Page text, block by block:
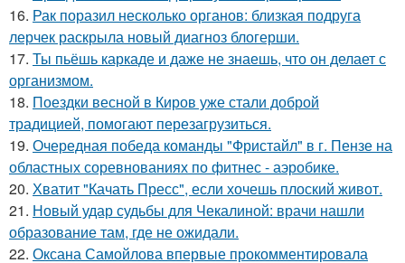
16. Рак поразил несколько органов: близкая подруга
лерчек раскрыла новый диагноз блогерши.
17. Ты пьёшь каркаде и даже не знаешь, что он делает с
организмом.
18. Поездки весной в Киров уже стали доброй
традицией, помогают перезагрузиться.
19. Очередная победа команды "Фристайл" в г. Пензе на
областных соревнованиях по фитнес - аэробике.
20. Хватит "Качать Пресс", если хочешь плоский живот.
21. Новый удар судьбы для Чекалиной: врачи нашли
образование там, где не ожидали.
22. Оксана Самойлова впервые прокомментировала